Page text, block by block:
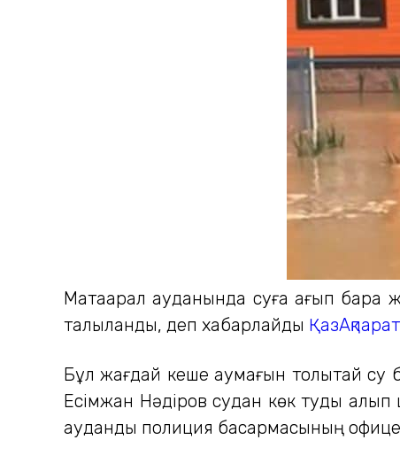
Мақтаарал ауданында суға ағып бара
талқыланды, деп хабарлайды ҚазАқпарат
Бұл жағдай кеше аумағын толықтай су
Есімжан Нәдіров судан көк туды алып
аудандық полиция басқармасының